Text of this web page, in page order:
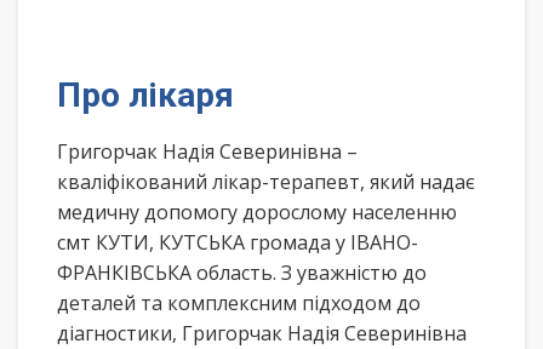
Про лікаря
Григорчак Надія Северинівна –
кваліфікований лікар-терапевт, який надає
медичну допомогу дорослому населенню
смт КУТИ, КУТСЬКА громада у ІВАНО-
ФРАНКІВСЬКА область. З уважністю до
деталей та комплексним підходом до
діагностики, Григорчак Надія Северинівна